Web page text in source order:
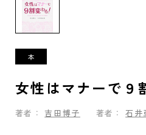
女性はマナーで９
著者： 吉田博子 著者： 石井